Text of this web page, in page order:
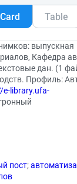
Card Table
выпускная
Кафедра
дан. (1
Профиль:
e-library.ufa-
пост;